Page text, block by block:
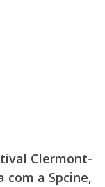
Clermont-
com a Spcine,